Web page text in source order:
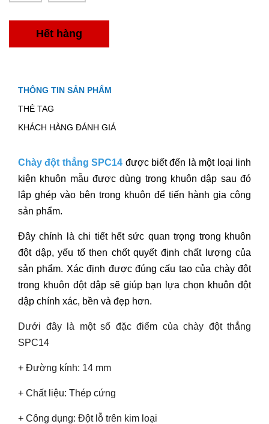
Hết hàng
THÔNG TIN SẢN PHẨM
THẺ TAG
KHÁCH HÀNG ĐÁNH GIÁ
Chày đột thẳng SPC14 được biết đến là một loại linh
kiện khuôn mẫu được dùng trong khuôn dập sau đó
lắp ghép vào bên trong khuôn để tiến hành gia công
sản phẩm.
Đây chính là chi tiết hết sức quan trọng trong khuôn
đột dập, yếu tố then chốt quyết định chất lượng của
sản phẩm. Xác định được đúng cấu tạo của chày đột
trong khuôn đột dập sẽ giúp bạn lựa chọn khuôn đột
dập chính xác, bền và đẹp hơn.
Dưới đây là một số đặc điểm của chày đột thẳng
SPC14
+ Đường kính: 14 mm
+ Chất liệu: Thép cứng
+ Công dụng: Đột lỗ trên kim loại